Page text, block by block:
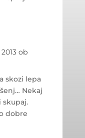
ob
skozi lepa
Nekaj
dobre